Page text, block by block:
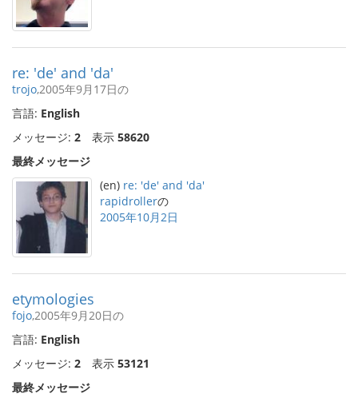
re: 'de' and 'da'
trojo,2005年9月17日の
言語: English
メッセージ: 2 表示 58620
最終メッセージ
(en) re: 'de' and 'da'
rapidrollerの
2005年10月2日
etymologies
fojo,2005年9月20日の
言語: English
メッセージ: 2 表示 53121
最終メッセージ